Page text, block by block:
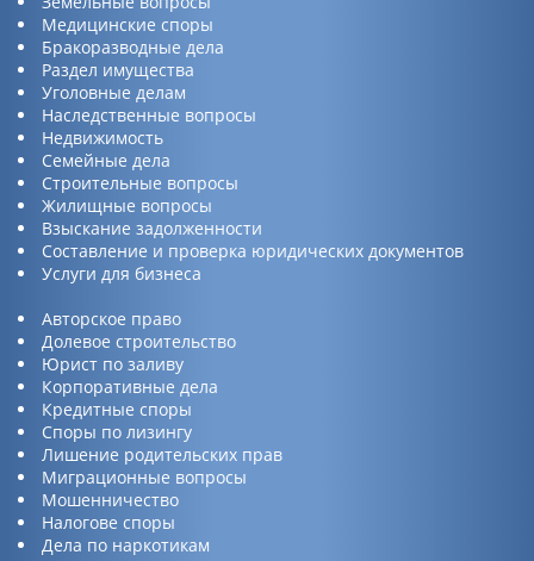
Медицинские споры
Бракоразводные дела
Раздел имущества
Уголовные делам
Наследственные вопросы
Недвижимость
Семейные дела
Строительные вопросы
Жилищные вопросы
Взыскание задолженности
Составление и проверка юридических документов
Услуги для бизнеса
Авторское право
Долевое строительство
Юрист по заливу
Корпоративные дела
Кредитные споры
Споры по лизингу
Лишение родительских прав
Миграционные вопросы
Мошенничество
Налогове споры
Дела по наркотикам